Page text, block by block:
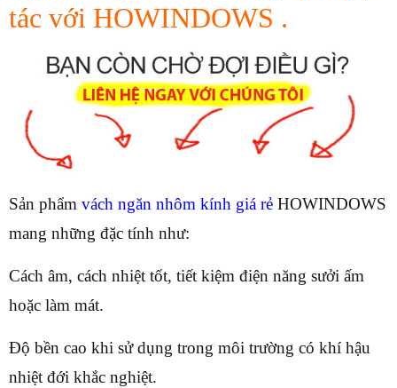
tác với HOWINDOWS .
Sản phẩm vách ngăn nhôm kính giá rẻ HOWINDOWS
mang những đặc tính như:
Cách âm, cách nhiệt tốt, tiết kiệm điện năng sưởi ấm
hoặc làm mát.
Độ bền cao khi sử dụng trong môi trường có khí hậu
nhiệt đới khắc nghiệt.